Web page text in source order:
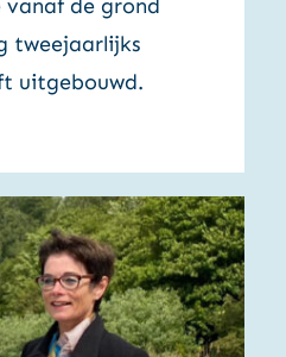
de grond
tweejaarlijks
uitgebouwd.